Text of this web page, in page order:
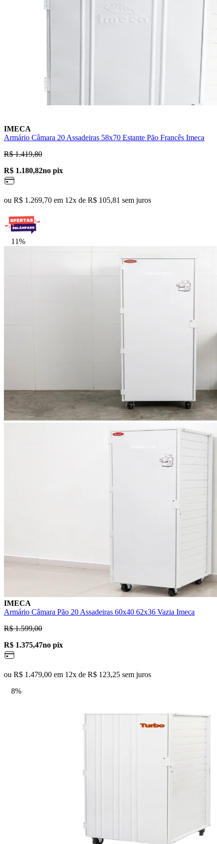
IMECA
Armário Câmara 20 Assadeiras 58x70 Estante Pão Francês Imeca
R$ 1.419,80
R$ 1.180,82no pix
ou R$ 1.269,70 em 12x de R$ 105,81 sem juros
11%
IMECA
Armário Câmara Pão 20 Assadeiras 60x40 62x36 Vazia Imeca
R$ 1.599,00
R$ 1.375,47no pix
ou R$ 1.479,00 em 12x de R$ 123,25 sem juros
8%